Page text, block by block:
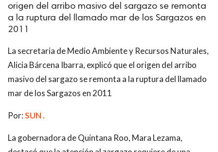
origen del arribo masivo del sargazo se remonta
a la ruptura del llamado mar de los Sargazos en
2011
La secretaria de Medio Ambiente y Recursos Naturales,
Alicia Bárcena Ibarra, explicó que el origen del arribo
masivo del sargazo se remonta a la ruptura del llamado
mar de los Sargazos en 2011
Por:SUN .
La gobernadora de Quintana Roo, Mara Lezama,